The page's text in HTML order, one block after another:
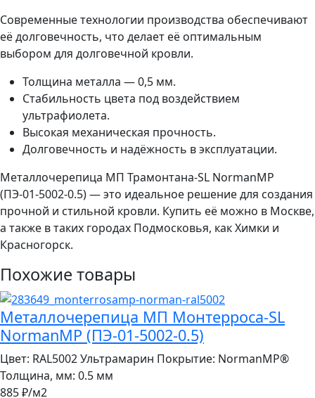
Современные технологии производства обеспечивают
её долговечность, что делает её оптимальным
выбором для долговечной кровли.
Толщина металла — 0,5 мм.
Стабильность цвета под воздействием
ультрафиолета.
Высокая механическая прочность.
Долговечность и надёжность в эксплуатации.
Металлочерепица МП Трамонтана-SL NormanMP
(ПЭ-01-5002-0.5) — это идеальное решение для создания
прочной и стильной кровли. Купить её можно в Москве,
а также в таких городах Подмосковья, как Химки и
Красногорск.
Похожие товары
Металлочерепица МП Монтерроса-SL
NormanMP (ПЭ-01-5002-0.5)
Цвет: RAL5002 Ультрамарин Покрытие: NormanMP®
Толщина, мм: 0.5 мм
885 ₽/м2